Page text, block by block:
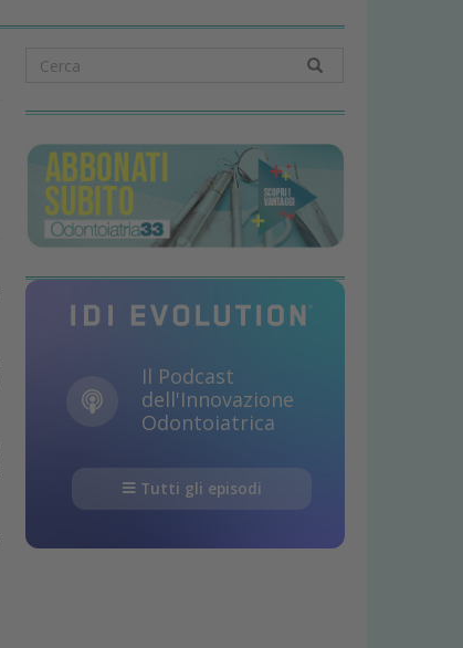
Il Podcast
dell'Innovazione
Odontoiatrica
Tutti gli episodi